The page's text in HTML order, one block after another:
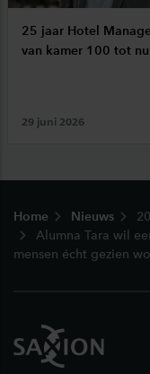
25 jaar Hotel
van kamer 100 tot nu
29 juni 2026
Home Nieuws
Alumna Tara wil
mensen écht gezien